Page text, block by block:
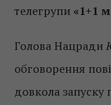
телегрупи «1+1
Голова Нацради
обговорення
довкола запуску